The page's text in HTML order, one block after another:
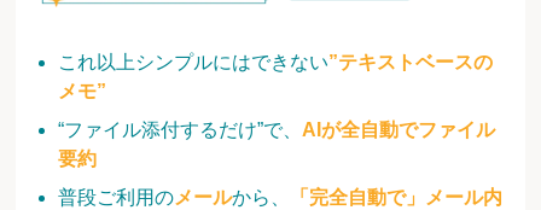
これ以上シンプルにはできない”テキストベースの
メモ”
“ファイル添付するだけ”で、 AIが全自動でファイル
要約
普段ご利用のメールから、
「完全自動で」メール内